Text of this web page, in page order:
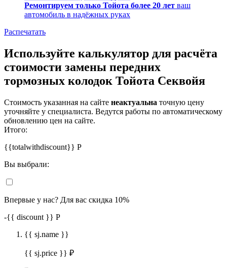
Ремонтируем только Тойота более 20 лет ваш
автомобиль в надёжных руках
Распечатать
Используйте калькулятор для расчёта
стоимости замены передних
тормозных колодок Тойота Секвойя
Стоимость указанная на сайте неактуальна точную цену
уточняйте у специалиста. Ведутся работы по автоматическому
обновлению цен на сайте.
Итого:
{{totalwithdiscount}} Р
Вы выбрали:
Впервые у нас? Для вас скидка 10%
-{{ discount }} Р
{{ sj.name }}
{{ sj.price }} ₽